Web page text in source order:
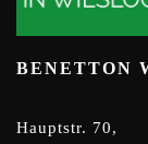
BENETTON
Hauptstr. 70,